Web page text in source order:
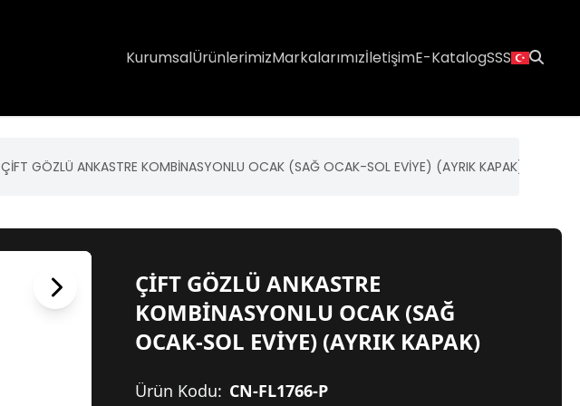
KurumsalÜrünlerimizMarkalarımızİletişimE-KatalogSSS
ÇİFT GÖZLÜ ANKASTRE KOMBİNASYONLU OCAK (SAĞ OCAK-SOL EVİYE) (AYRIK KAPAK)
ÇİFT GÖZLÜ ANKASTRE
KOMBİNASYONLU OCAK (SAĞ
OCAK-SOL EVİYE) (AYRIK KAPAK)
Ürün Kodu: CN-FL1766-P